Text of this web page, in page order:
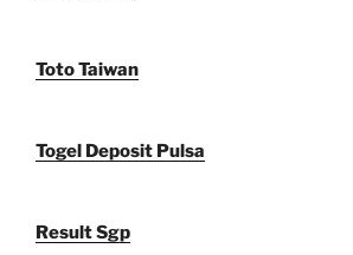
Toto Taiwan
Togel Deposit Pulsa
Result Sgp